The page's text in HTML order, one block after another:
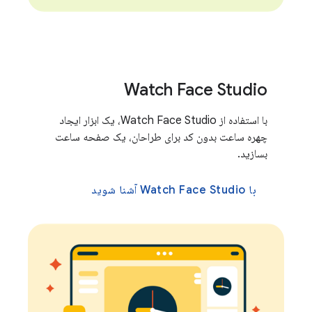
Watch Face Studio
با استفاده از Watch Face Studio، یک ابزار ایجاد
چهره ساعت بدون کد برای طراحان، یک صفحه ساعت
بسازید.
با Watch Face Studio آشنا شوید